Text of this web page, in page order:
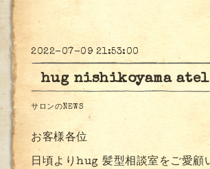
2022-07-09 21:53:00
hug nishikoyama
サロンのNEWS
お客様各位
日頃よりhug 髪型相談室をご愛顧